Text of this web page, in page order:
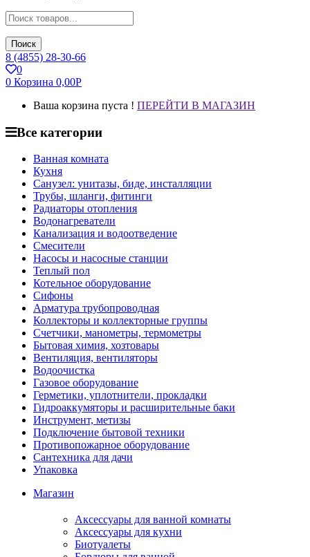
Поиск
8 (4855) 28-30-66
0
0 Корзина 0,00Р
Ваша корзина пуста ! ПЕРЕЙТИ В МАГАЗИН
Все категории
Ванная комната
Кухня
Санузел: унитазы, биде, инсталляции
Трубы, шланги, фитинги
Радиаторы отопления
Водонагреватели
Канализация и водоотведение
Смесители
Насосы и насосные станции
Теплый пол
Котельное оборудование
Сифоны
Арматура трубопроводная
Коллекторы и коллекторные группы
Счетчики, манометры, термометры
Бытовая химия, хозтовары
Вентиляция, вентиляторы
Водоочистка
Газовое оборудование
Герметики, уплотнители, прокладки
Гидроаккумяторы и расширительные баки
Инструмент, метизы
Подключение бытовой техники
Противопожарное оборудование
Сантехника для дачи
Упаковка
Магазин
Аксессуары для ванной комнаты
Аксессуары для кухни
Биотуалеты